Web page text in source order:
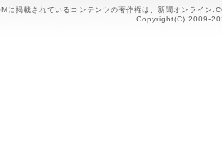
に掲載されているコンテンツの著作権は、新聞オンライン
Copyright(C) 2009-